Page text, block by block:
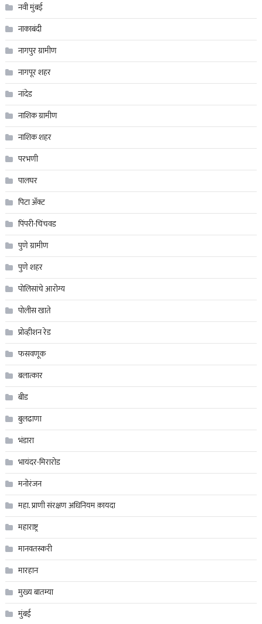
नवी मुंबई
नाकाबंदी
नागपुर ग्रामीण
नागपूर शहर
नांदेड
नाशिक ग्रामीण
नाशिक शहर
परभणी
पालघर
पिटा अँक्ट
पिंपरी-चिंचवड
पुणे ग्रामीण
पुणे शहर
पोलिसांचे आरोग्य
पोलीस खाते
प्रोव्हीशन रेड
फसवणूक
बलात्कार
बीड
बुलढाणा
भंडारा
भायंदर-मिरारोड
मनोरंजन
महा. प्राणी संरक्षण अधिनियम क़ायदा
महाराष्ट्र
मानवतस्करी
मारहान
मुख्य बातम्या
मुंबई